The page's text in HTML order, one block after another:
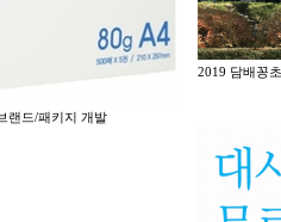
랜드/패키지 개발
2019 담배꽁